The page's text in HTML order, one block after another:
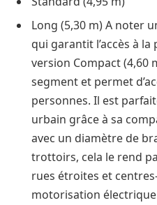
Long (5,30 m) A noter
qui garantit l’accès à
version Compact (4,60
segment et permet
personnes. Il est
urbain grâce à sa
avec un diamètre de
trottoirs, cela le rend
rues étroites et
motorisation